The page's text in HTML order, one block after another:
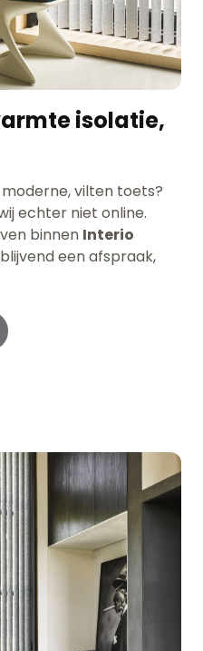
isolatie,
vilten toets?
echter niet online.
binnen Interio
een afspraak,